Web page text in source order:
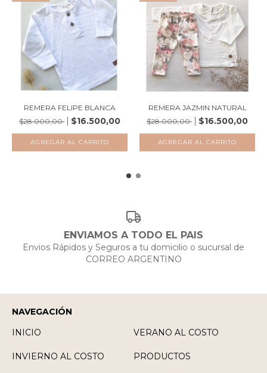
REMERA FELIPE BLANCA
$28.000,00
$16.500,00
AGREGAR AL CARRITO
REMERA JAZMIN NATURAL
$28.000,00
$16.500,00
AGREGAR AL CARRITO
ENVIAMOS A TODO EL PAIS
Envios Rápidos y Seguros a tu domicilio o sucursal de
CORREO ARGENTINO
NAVEGACIÓN
INICIO
VERANO AL COSTO
INVIERNO AL COSTO PRODUCTOS